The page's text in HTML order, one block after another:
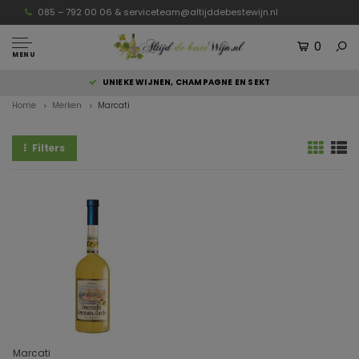
085 – 792 00 06 & serviceteam@altijddebestewijn.nl
MENU
0
UNIEKE WIJNEN, CHAMPAGNE EN SEKT
Home Merken Marcati
Filters
Marcati